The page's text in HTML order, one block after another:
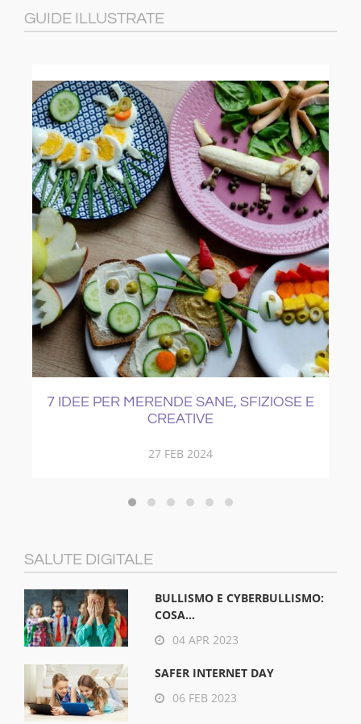
GUIDE ILLUSTRATE
SFIZIOSE E COME CURARE IL
SALUTE DIGITALE
BULLISMO E CYBERBULLISMO:
COSA...
04 APR 2023
SAFER INTERNET DAY
06 FEB 2023